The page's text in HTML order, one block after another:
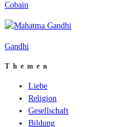
Cobain
Gandhi
Themen
Liebe
Religion
Gesellschaft
Bildung